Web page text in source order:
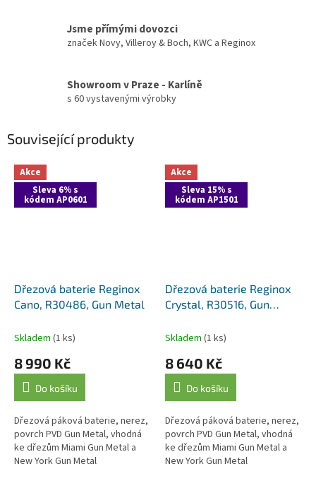
Jsme přímými dovozci
značek Novy, Villeroy & Boch, KWC a Reginox
Showroom v Praze - Karlíně
s 60 vystavenými výrobky
Související produkty
Akce
Sleva 6% s
kódem AP0601
Dřezová baterie Reginox
Cano, R30486, Gun Metal
Skladem (1 ks)
8 990 Kč
Do košíku
Dřezová páková baterie, nerez,
povrch PVD Gun Metal, vhodná
ke dřezům Miami Gun Metal a
New York Gun Metal
Akce
Sleva 15% s
kódem AP1501
Dřezová baterie Reginox
Crystal, R30516, Gun
Skladem (1 ks)
8 640 Kč
Do košíku
Dřezová páková baterie, nerez,
povrch PVD Gun Metal, vhodná
ke dřezům Miami Gun Metal a
New York Gun Metal